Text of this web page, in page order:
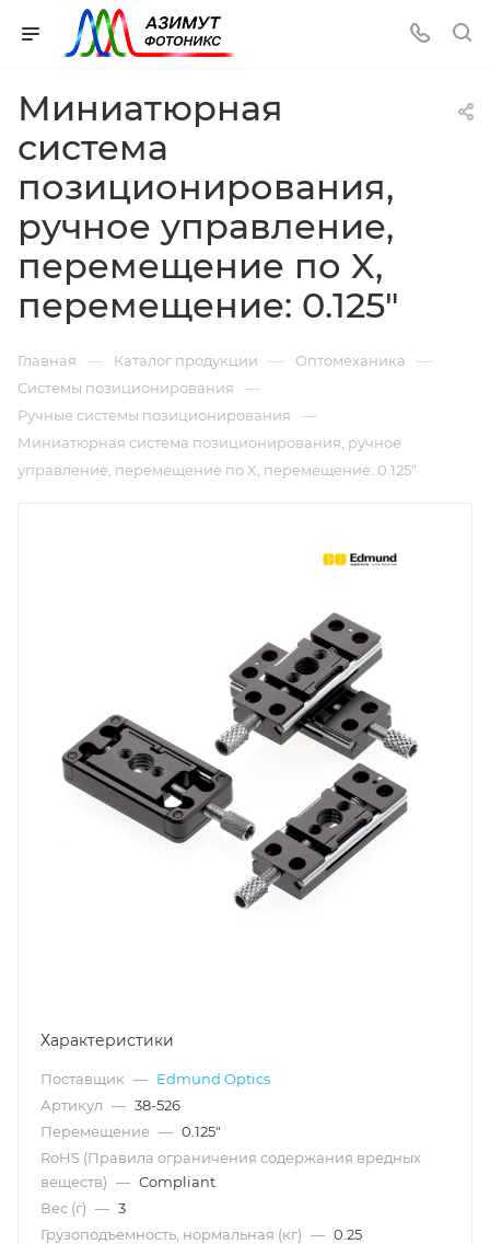
Миниатюрная
система
позиционирования,
ручное управление,
перемещение по X,
перемещение: 0.125"
Главная — Каталог продукции — Оптомеханика —
Системы позиционирования —
Ручные системы позиционирования —
Миниатюрная система позиционирования, ручное
управление, перемещение по X, перемещение: 0.125"
Характеристики
Поставщик — Edmund Optics
Артикул — 38-526
Перемещение — 0.125"
RoHS (Правила ограничения содержания вредных
веществ) — Compliant
Вес (г) — 3
Грузоподъемность, нормальная (кг) — 0.25